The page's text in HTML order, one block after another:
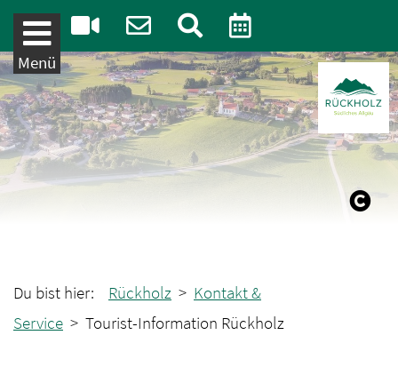
Weiter zum Inhalt
Menü
Du bist hier: Rückholz > Kontakt &
Service > Tourist-Information Rückholz